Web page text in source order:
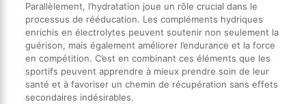
Parallèlement, l’hydratation joue un rôle crucial dans le
processus de rééducation. Les compléments hydriques
enrichis en électrolytes peuvent soutenir non seulement la
guérison, mais également améliorer l’endurance et la force
en compétition. C’est en combinant ces éléments que les
sportifs peuvent apprendre à mieux prendre soin de leur
santé et à favoriser un chemin de récupération sans effets
secondaires indésirables.